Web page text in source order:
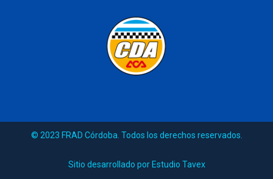
© 2023 FRAD Córdoba. Todos los derechos reservados.
Sitio desarrollado por Estudio Tavex